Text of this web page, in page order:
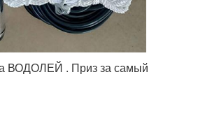
ВОДОЛЕЙ . Приз за самый